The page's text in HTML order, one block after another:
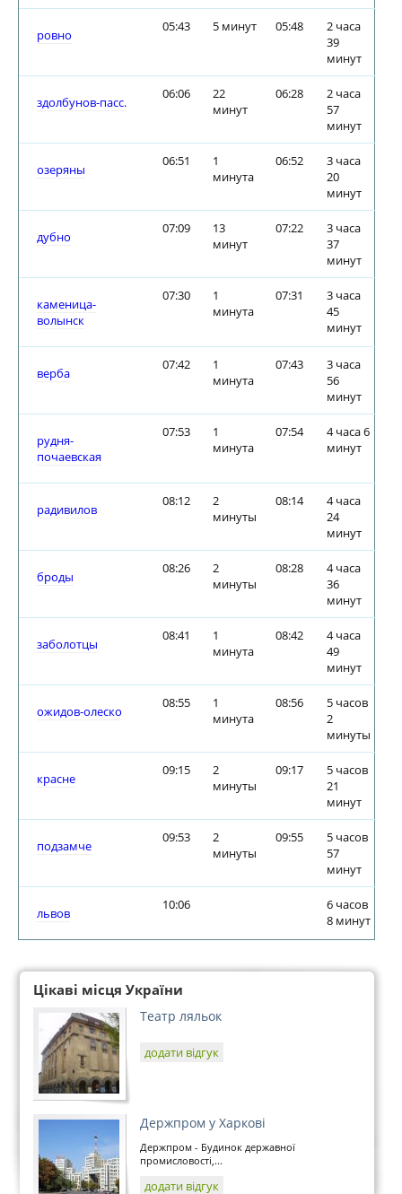
ровно
05:43 5 минут 05:48
2 часа
39
минут
здолбунов-пасс.
06:06
22
минут
06:28
2 часа
57
минут
озеряны
06:51
1
минута
06:52
3 часа
20
минут
дубно
07:09
13
минут
07:22
3 часа
37
минут
каменица-
волынск
07:30
1
минута
07:31
3 часа
45
минут
верба
07:42
1
минута
07:43
3 часа
56
минут
рудня-
почаевская
07:53
1
минута
07:54
4 часа 6
минут
радивилов
08:12
2
минуты
08:14
4 часа
24
минут
броды
08:26
2
минуты
08:28
4 часа
36
минут
заболотцы
08:41
1
минута
08:42
4 часа
49
минут
ожидов-олеско
08:55
1
минута
08:56
5 часов
2
минуты
красне
09:15
2
минуты
09:17
5 часов
21
минут
подзамче
09:53
2
минуты
09:55
5 часов
57
минут
львов
10:06
6 часов
8 минут
Цікаві місця України
Театр ляльок
додати відгук
Держпром у Харкові
Держпром - Будинок державної
промисловості,...
додати відгук